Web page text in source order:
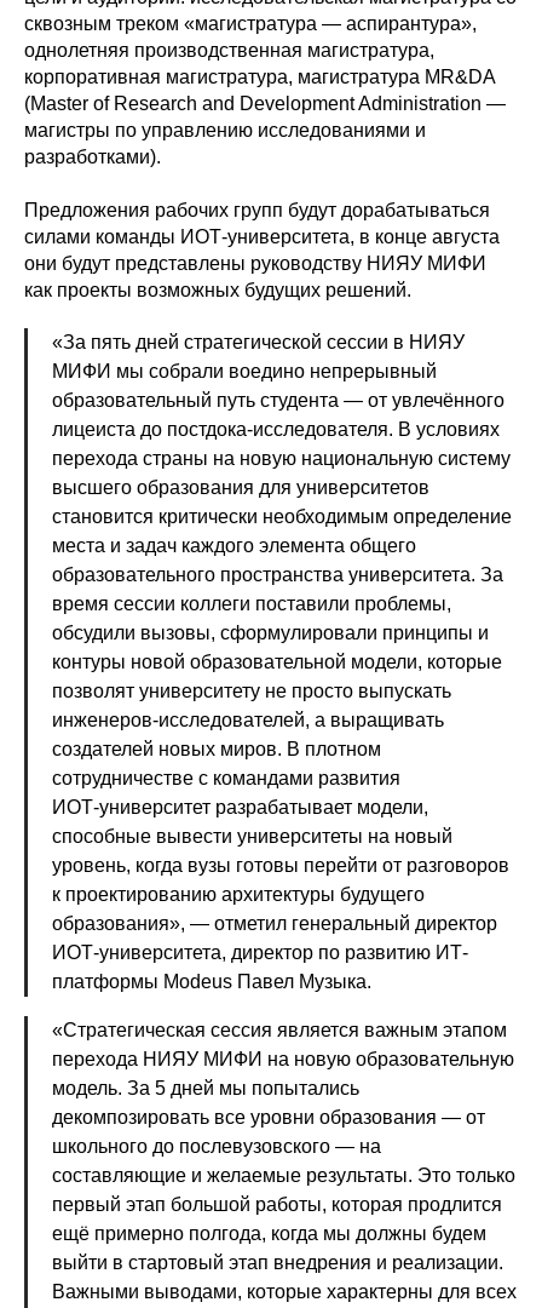
сквозным треком «магистратура — аспирантура»,
однолетняя производственная магистратура,
корпоративная магистратура, магистратура MR&DA
(Master of Research and Development Administration —
магистры по управлению исследованиями и
разработками).
Предложения рабочих групп будут дорабатываться
силами команды ИОТ-университета, в конце августа
они будут представлены руководству НИЯУ МИФИ
как проекты возможных будущих решений.
«За пять дней стратегической сессии в НИЯУ
МИФИ мы собрали воедино непрерывный
образовательный путь студента — от увлечённого
лицеиста до постдока‑исследователя. В условиях
перехода страны на новую национальную систему
высшего образования для университетов
становится критически необходимым определение
места и задач каждого элемента общего
образовательного пространства университета. За
время сессии коллеги поставили проблемы,
обсудили вызовы, сформулировали принципы и
контуры новой образовательной модели, которые
позволят университету не просто выпускать
инженеров‑исследователей, а выращивать
создателей новых миров. В плотном
сотрудничестве с командами развития
ИОТ‑университет разрабатывает модели,
способные вывести университеты на новый
уровень, когда вузы готовы перейти от разговоров
к проектированию архитектуры будущего
образования», — отметил генеральный директор
ИОТ-университета, директор по развитию ИТ-
платформы Modeus Павел Музыка.
«Стратегическая сессия является важным этапом
перехода НИЯУ МИФИ на новую образовательную
модель. За 5 дней мы попытались
декомпозировать все уровни образования — от
школьного до послевузовского — на
составляющие и желаемые результаты. Это только
первый этап большой работы, которая продлится
ещё примерно полгода, когда мы должны будем
выйти в стартовый этап внедрения и реализации.
Важными выводами, которые характерны для всех